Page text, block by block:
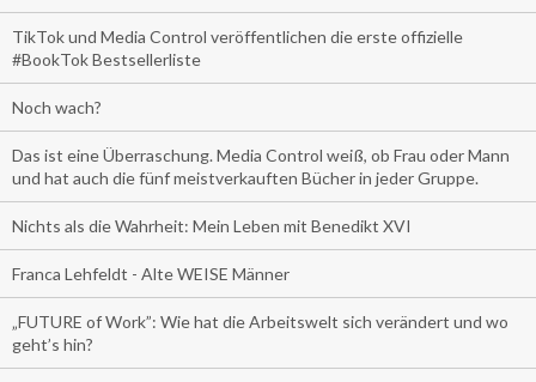
TikTok und Media Control veröffentlichen die erste offizielle
#BookTok Bestsellerliste
Noch wach?
Das ist eine Überraschung. Media Control weiß, ob Frau oder Mann
und hat auch die fünf meistverkauften Bücher in jeder Gruppe.
Nichts als die Wahrheit: Mein Leben mit Benedikt XVI
Franca Lehfeldt - Alte WEISE Männer
„FUTURE of Work”: Wie hat die Arbeitswelt sich verändert und wo
geht’s hin?